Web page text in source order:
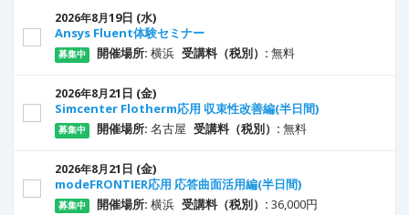
2026年8月19日 (水)
Ansys Fluent体験セミナー
募集中 開催場所: 横浜 受講料（税別）: 無料
2026年8月21 日 (金)
Simcenter Flotherm応用 収束性改善編(半日間)
募集中 開催場所: 名古屋 受講料（税別）: 無料
2026年8月21 日 (金)
modeFRONTIER応用 応答曲面活用編(半日間)
募集中 開催場所: 横浜 受講料（税別）: 36,000円